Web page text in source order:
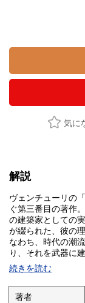
気に
解説
ヴェンチューリの
ぐ第三番目の著作
の建築家としての
が綴られた、彼の
なわち、時代の潮
り、それを武器に
を生き抜いた一人
べきであろう。ま
共著もあるが、80
稿等の集大成であ
続きを読む
著者